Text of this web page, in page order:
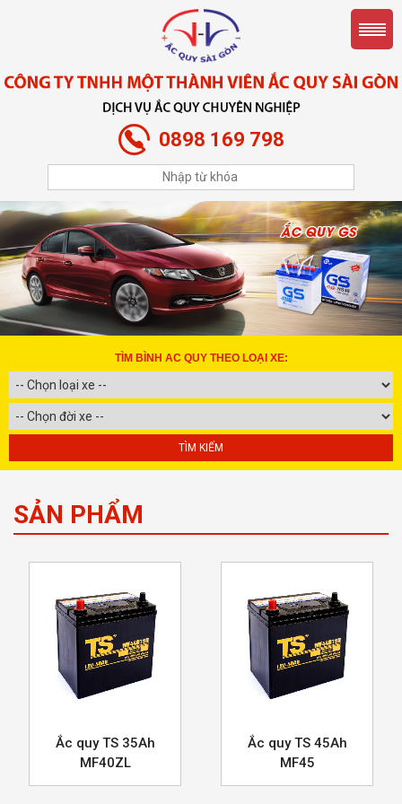
0898 169 798
TÌM BÌNH AC QUY THEO LOẠI XE:
SẢN PHẨM
Ắc quy TS 35Ah
MF40ZL
Ắc quy TS 45Ah
MF45